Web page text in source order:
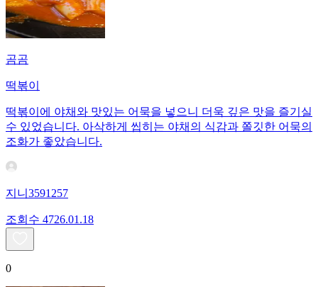
곰곰
떡볶이
떡볶이에 야채와 맛있는 어묵을 넣으니 더욱 깊은 맛을 즐기실
수 있었습니다. 아삭하게 씹히는 야채의 식감과 쫄깃한 어묵의
조화가 좋았습니다.
지니3591257
조회수 4726.01.18
0